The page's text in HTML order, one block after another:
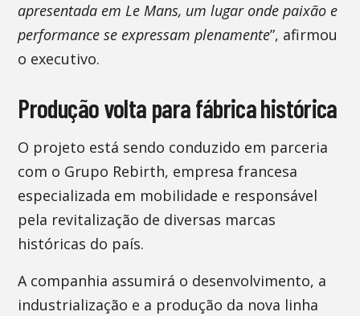
apresentada em Le Mans, um lugar onde paixão e
performance se expressam plenamente”, afirmou
o executivo.
Produção volta para fábrica histórica
O projeto está sendo conduzido em parceria
com o Grupo Rebirth, empresa francesa
especializada em mobilidade e responsável
pela revitalização de diversas marcas
históricas do país.
A companhia assumirá o desenvolvimento, a
industrialização e a produção da nova linha